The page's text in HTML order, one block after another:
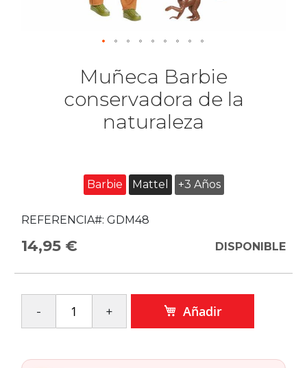
Muñeca Barbie
conservadora de la
naturaleza
Barbie Mattel +3 Años
REFERENCIA#: GDM48
14,95 € DISPONIBLE
Añadir